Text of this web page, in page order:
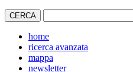
home
ricerca avanzata
mappa
newsletter